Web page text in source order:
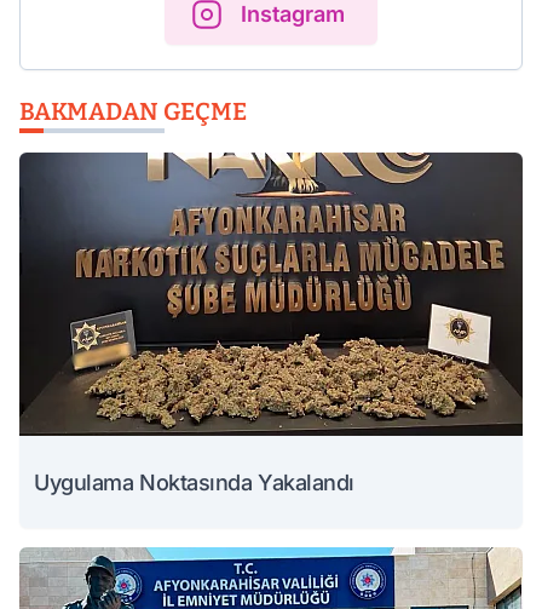
Instagram
BAKMADAN GEÇME
Uygulama Noktasında Yakalandı